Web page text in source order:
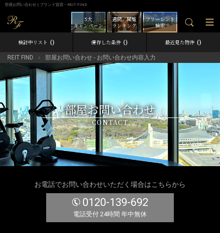
部屋お問い合わせ | ブランド賃貸－REIT FIND
フリーレント
検索
週間／閲覧
ランキング
5大
キャンペーン
検討中リスト 0 保存した条件 0 最近見た物件 0
REIT FIND 部屋お問い合わせ - お問い合わせ内容入力
部屋お問い合わせ
CONTACT
お電話でお問い合わせいただく場合はこちらから
0120-139-692
電話受付 24時間 年中無休